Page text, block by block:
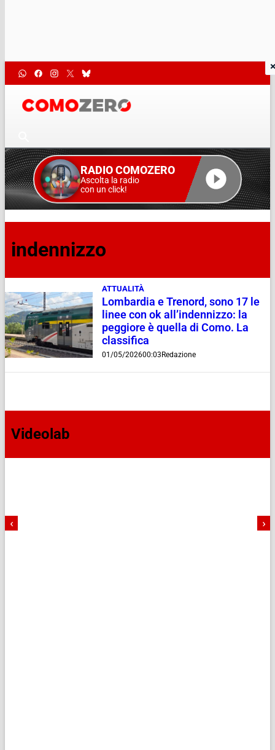
RADIO COMOZERO
Ascolta la radio
con un click!
indennizzo
ATTUALITÀ
Lombardia e Trenord, sono 17 le
linee con ok all’indennizzo: la
peggiore è quella di Como. La
classifica
01/05/202600:03Redazione
Videolab
‹ ›